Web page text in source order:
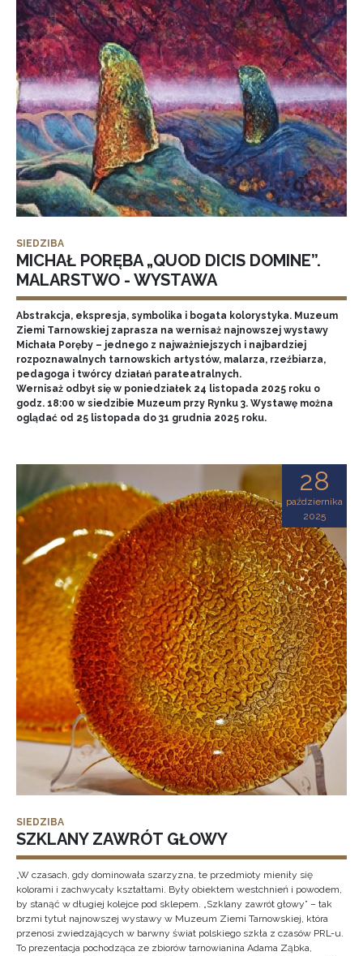
SIEDZIBA
MICHAŁ PORĘBA „QUOD DICIS DOMINE”.
MALARSTWO - WYSTAWA
Abstrakcja, ekspresja, symbolika i bogata kolorystyka. Muzeum
Ziemi Tarnowskiej zaprasza na wernisaż najnowszej wystawy
Michała Poręby – jednego z najważniejszych i najbardziej
rozpoznawalnych tarnowskich artystów, malarza, rzeźbiarza,
pedagoga i twórcy działań parateatralnych.
Wernisaż odbył się w poniedziałek 24 listopada 2025 roku o
godz. 18:00 w siedzibie Muzeum przy Rynku 3. Wystawę można
oglądać od 25 listopada do 31 grudnia 2025 roku.
28
października
2025
SIEDZIBA
SZKLANY ZAWRÓT GŁOWY
„W czasach, gdy dominowała szarzyzna, te przedmioty mieniły się
kolorami i zachwycały kształtami. Były obiektem westchnień i powodem,
by stanąć w długiej kolejce pod sklepem. „Szklany zawrót głowy” – tak
brzmi tytuł najnowszej wystawy w Muzeum Ziemi Tarnowskiej, która
przenosi zwiedzających w barwny świat polskiego szkła z czasów PRL-u.
To prezentacja pochodząca ze zbiorów tarnowianina Adama Ząbka,